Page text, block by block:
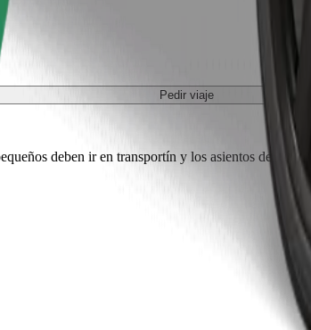
Pedir viaje
deben ir en transportín y los asientos deben